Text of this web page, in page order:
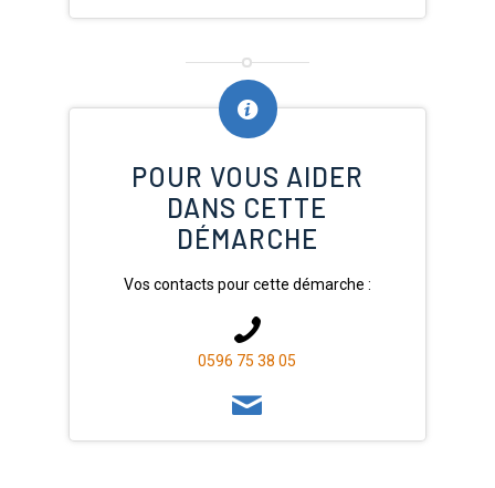
POUR VOUS AIDER
DANS CETTE
DÉMARCHE
Vos contacts pour cette démarche :
0596 75 38 05